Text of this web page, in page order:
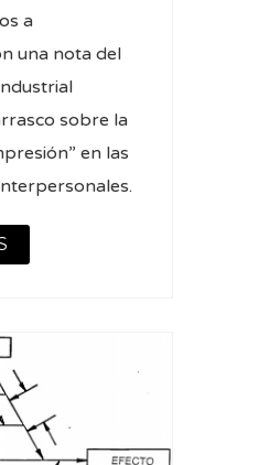
a
una nota del
sobre la
en las